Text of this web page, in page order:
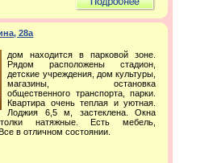
28а
дом находится в парковой зоне.
Рядом расположены стадион,
детские учреждения, дом культуры,
магазины, остановка
общественного транспорта, парки.
Квартира очень теплая и уютная.
Лоджия 6,5 м, застеклена. Окна
натяжные. Есть мебель,
в отличном состоянии.